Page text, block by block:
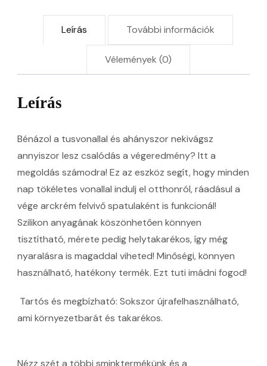
Hellcat.hu
mennyiségLeírás További információk
Vélemények (0)
Leírás
Bénázol a tusvonallal és ahányszor nekivágsz
annyiszor lesz csalódás a végeredmény? Itt a
megoldás számodra! Ez az eszköz segít, hogy minden
nap tökéletes vonallal indulj el otthonról, ráadásul a
vége arckrém felvivő spatulaként is funkcionál!
Szilikon anyagának köszönhetően könnyen
tisztítható, mérete pedig helytakarékos, így még
nyaralásra is magaddal viheted! Minőségi, könnyen
használható, hatékony termék. Ezt tuti imádni fogod!
Tartós és megbízható: Sokszor újrafelhasználható,
ami környezetbarát és takarékos.
Nézz szét a többi sminktermékünk és a